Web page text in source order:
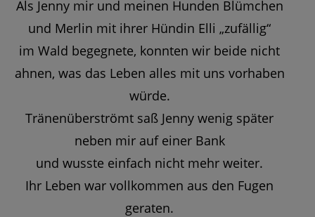
Als Jenny mir und meinen Hunden Blümchen
und Merlin mit ihrer Hündin Elli „zufällig“
im Wald begegnete, konnten wir beide nicht
ahnen, was das Leben alles mit uns vorhaben
würde.
Tränenüberströmt saß Jenny wenig später
neben mir auf einer Bank
und wusste einfach nicht mehr weiter.
Ihr Leben war vollkommen aus den Fugen
geraten.